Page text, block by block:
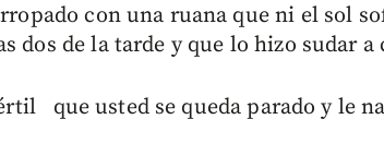
con una ruana que ni el sol
dos de la tarde y que lo hizo sudar a
que usted se queda parado y le